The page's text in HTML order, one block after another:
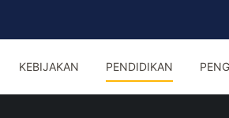
KEBIJAKAN PENDIDIKAN